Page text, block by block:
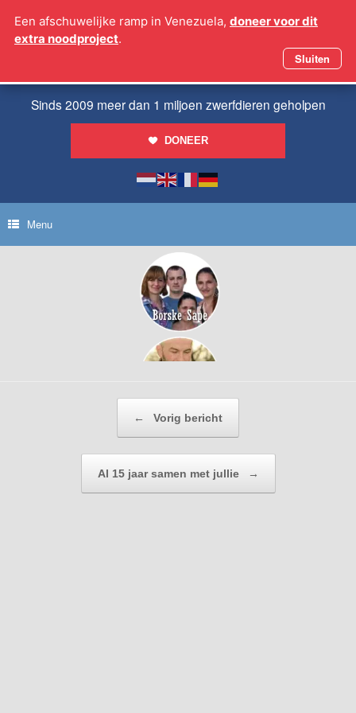
naar
Sinds 2009 meer dan 1 miljoen zwerfdieren geholpen
DONEER
Menu
← Vorig bericht
Al 15 jaar samen met jullie →
Een afschuwelijke ramp in Venezuela, doneer voor dit
extra noodproject.
Sluiten